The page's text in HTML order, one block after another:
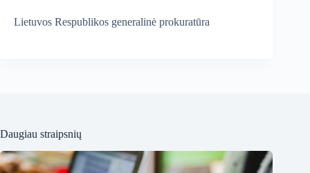
Lietuvos Respublikos generalinė prokuratūra
Daugiau straipsnių